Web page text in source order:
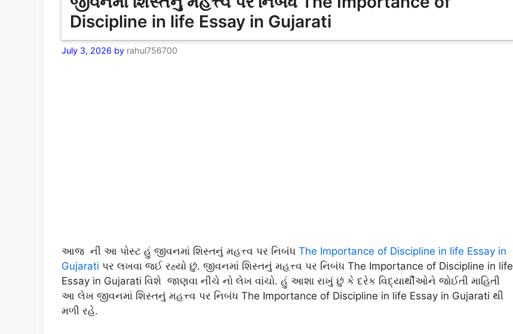
Discipline in life Essay in Gujarati
July 3, 2026 by rahul756700
આજ ની આ પોસ્ટ હું જીવનમાં શિસ્તનું મહત્ત્વ પર નિબંધ The Importance of Discipline in life Essay in
Gujarati પર લખવા જઈ રહ્યો છું. જીવનમાં શિસ્તનું મહત્ત્વ પર નિબંધ The Importance of Discipline in life
Essay in Gujarati વિશે જાણવા નીચે નો લેખ વાંચો. હું આશા રાખું છું કે દરેક વિદ્યાર્થીઓને જોઈતી માહિતી
આ લેખ જીવનમાં શિસ્તનું મહત્ત્વ પર નિબંધ The Importance of Discipline in life Essay in Gujarati થી
મળી રહે.